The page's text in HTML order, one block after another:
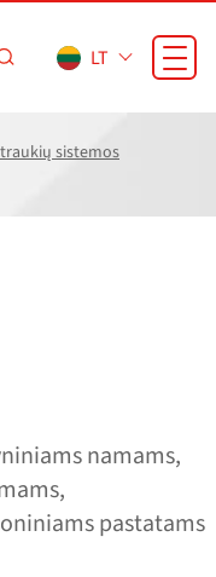
LT
sistemos
namams,
pastatams